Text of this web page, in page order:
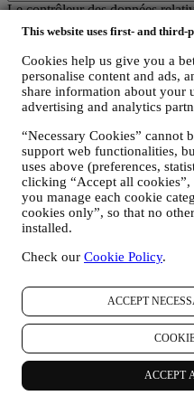
This website uses first- and third-
Cookies help us give you a
personalise content and ads,
share information about your
advertising and analytics
“Necessary Cookies” cannot
support web functionalities,
uses above (preferences,
clicking “Accept all
you manage each cookie
cookies only”, so that no
installed.
Check our Cookie Policy.
ACCEPT
ACCEPT
Le contrôleur des données
proposés sur le Site web est Le
social est établi à Le Creuset
Bruxelles, Belgique.
Si vous acceptez de recevoir
notre part, vous ferez partie de
consommateurs du groupe Le
siège social est situé à
représentant désigné dans l'UE
B62153630, dont les bureaux
08007 Barcelone, Espagne.
pourvoit (a) à Le Creuset
marketing globale et de
filiales locales Le Creuset le
stratégie, ainsi que la possibilité
les parties le devoir de traiter de
3. POURQUOI COLLECTONS-
Nous pouvons traiter vos
POUR RÉPONDRE À